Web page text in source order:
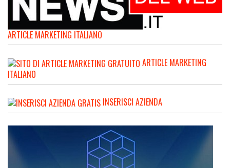
ARTICLE MARKETING ITALIANO
ARTICLE MARKETING
ITALIANO
INSERISCI AZIENDA